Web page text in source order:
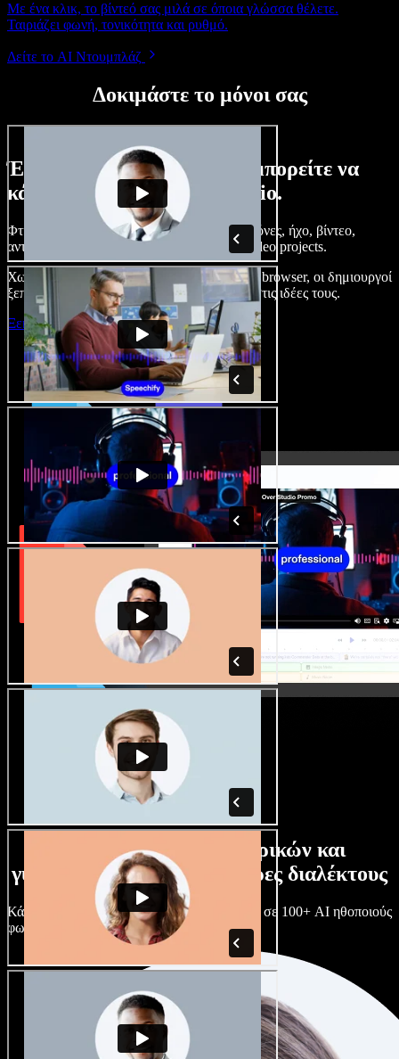
Με ένα κλικ, το βίντεό σας μιλά σε όποια γλώσσα θέλετε.
Ταιριάζει φωνή, τονικότητα και ρυθμό.
Δείτε το AI Ντουμπλάζ
Δοκιμάστε το μόνοι σας
Ένα μικρό δείγμα από όσα μπορείτε να
κάνετε με το Speechify Studio.
Φτιάξτε voice overs, προσθέστε δωρεάν εικόνες, ήχο, βίντεο,
αντιγραφή φωνής – ολοκληρωμένα audio/video projects.
Χωρίς καμπύλη εκμάθησης και με όλα στον browser, οι δημιουργοί
ξεπερνούν τα κλασικά όρια και δίνουν ζωή στις ιδέες τους.
Ξεκινήστε με το Studio
Τεράστια συλλογή ανδρικών και
γυναικείων φωνών με άπειρες διαλέκτους
Κάθε έργο είναι μοναδικό. Διάλεξε ανάμεσα σε 100+ AI ηθοποιούς
φωνής & διαλέκτους και κάν’ τους όπως θες.